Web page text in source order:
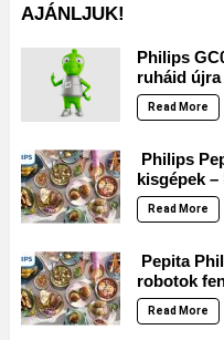
AJÁNLJUK!
Philips
ruháid
Read More
Philips
kisgépek –
Read More
Pepita
robotok
Read More